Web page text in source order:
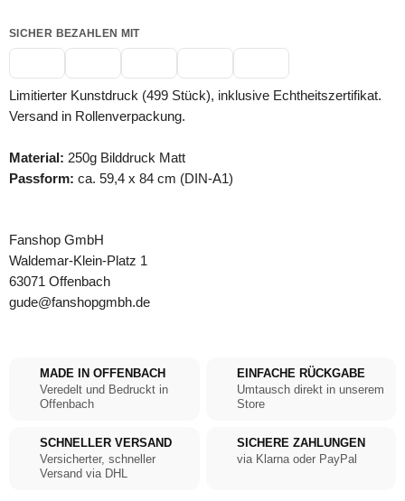
SICHER BEZAHLEN MIT
Limitierter Kunstdruck (499 Stück), inklusive Echtheitszertifikat.
Versand in Rollenverpackung.
Material: 250g Bilddruck Matt
Passform: ca. 59,4 x 84 cm (DIN-A1)
Fanshop GmbH
Waldemar-Klein-Platz 1
63071 Offenbach
gude@fanshopgmbh.de
MADE IN OFFENBACH
Veredelt und Bedruckt in
Offenbach
EINFACHE RÜCKGABE
Umtausch direkt in unserem
Store
SCHNELLER VERSAND
Versicherter, schneller
Versand via DHL
SICHERE ZAHLUNGEN
via Klarna oder PayPal